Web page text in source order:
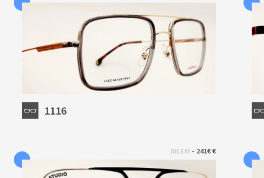
1116
DILEM - 241€ €